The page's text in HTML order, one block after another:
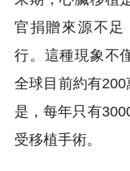
官捐贈來源不足
行。這種現象不
全球目前約有
是，每年只有
受移植手術。